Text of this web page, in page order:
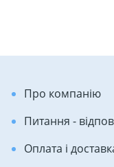
Про компанію
Питання -
Оплата і